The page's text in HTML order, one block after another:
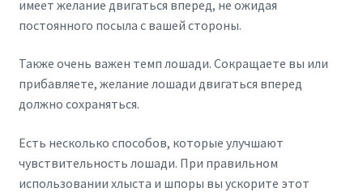
имеет желание двигаться вперед, не ожидая
постоянного посыла с вашей стороны.
Также очень важен темп лошади. Сокращаете вы или
прибавляете, желание лошади двигаться вперед
должно сохраняться.
Есть несколько способов, которые улучшают
чувствительность лошади. При правильном
использовании хлыста и шпоры вы ускорите этот